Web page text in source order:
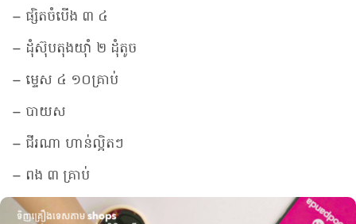
– ផ្សិតចំបើង ៣​ ៤
– ដុំស៊ុបតុងយ៉ាំ ២ ដុំតូច
– ម្ទេស ៤ ១០គ្រាប់
– បាយស
– ជីរណា ហាន់ល្អិតៗ
– ពង ៣ គ្រាប់